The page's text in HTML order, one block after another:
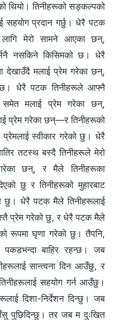
थियो। तिनीहरूको सङ्कल्‍पको
सहयोग प्रदान गर्छु। धेरै पटक
लागि मेरो सामने आएका छन्,
नसकिने किसिमको छ। धेरै
देखाउँदै मलाई प्रेम गरेका छन्,
छ। धेरै पटक तिनीहरूले आफ्‍नै
समेत मलाई प्रेम गरेका छन्,
प्रेम गरेका छन्—र तिनीहरूको
प्रेमलाई स्वीकार गरेको छु। धेरै
तटस्थ बस्दै तिनीहरूले मेरो
छन्, र मैले तिनीहरूका
छु र तिनीहरूको मुहारबाट
छु। धेरै पटक मैले तिनीहरूलाई
प्रेम गरेको छु, र धेरै पटक मैले
रूपमा घृणा गरेको छु। तैपनि,
बाहिर रहन्छ। जब
सान्त्वना दिन आउँछु, र
सहयोग गर्न आउँछु।
दिशा-निर्देशन दिन्छु। जब
पुछिदिन्छु। तर जब म दुःखित